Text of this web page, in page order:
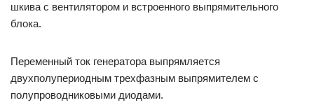
шкива с вентилятором и встроенного выпрямительного
блока.
Переменный ток генератора выпрямляется
двухполупериодным трехфазным выпрямителем с
полупроводниковыми диодами.